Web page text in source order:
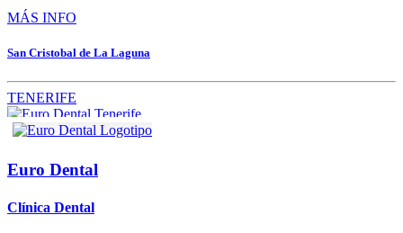
MÁS INFO
San Cristobal de La Laguna
TENERIFE
Euro Dental
Clínica Dental